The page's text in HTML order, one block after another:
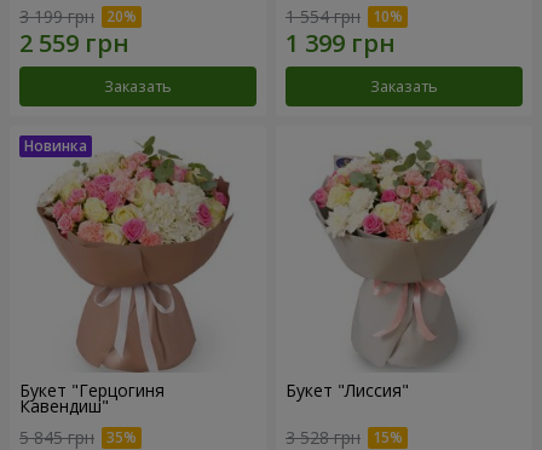
3 199 грн
Заказать
1 554 грн
Заказать
Букет "Герцогиня
Кавендиш"
5 845 грн
Букет "Лиссия"
3 528 грн